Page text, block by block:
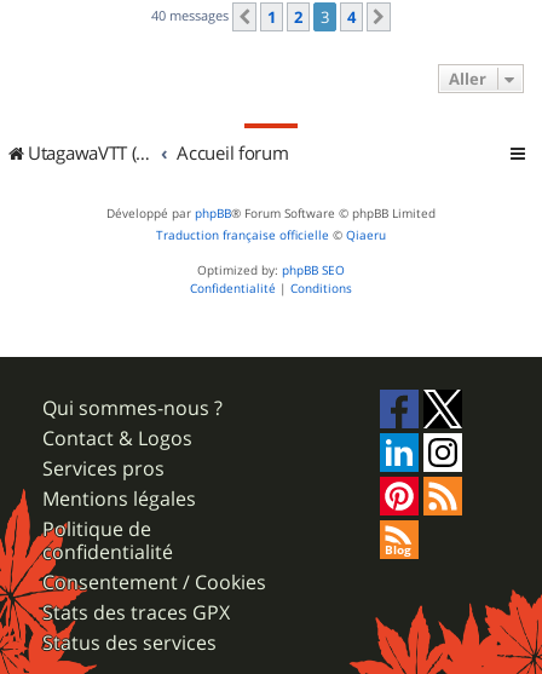
40 messages Précédent
1 2 3 4
Aller
UtagawaVTT (Randos VTT et VTTAE avec traces GPS) Accueil forum
Développé par phpBB® Forum Software © phpBB Limited
Traduction française officielle © Qiaeru
Optimized by: phpBB SEO
Confidentialité | Conditions
Qui sommes-nous ?
Contact & Logos
Services pros
Mentions légales
Politique de
confidentialité
Consentement / Cookies
Stats des traces GPX
Status des services